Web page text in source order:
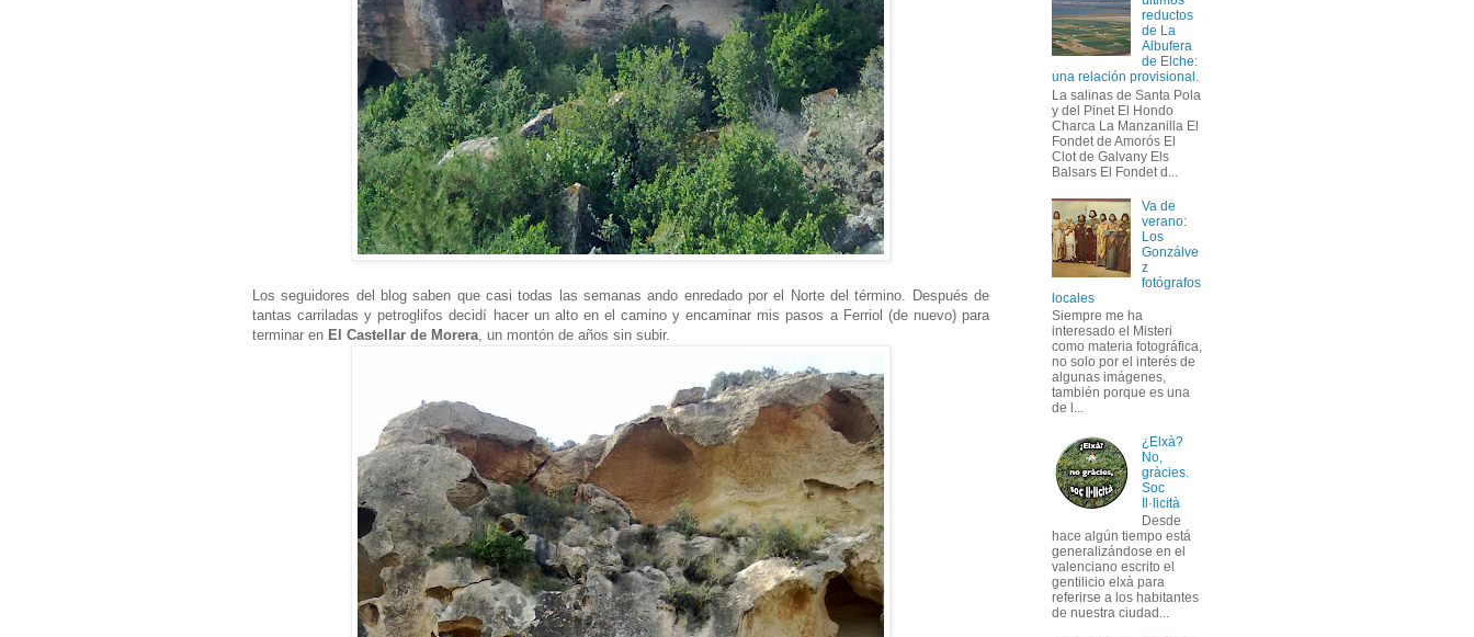
Los seguidores del blog saben que casi todas las semanas ando enredado por el Norte del término. Después de
tantas carriladas y petroglifos decidí hacer un alto en el camino y encaminar mis pasos a Ferriol (de nuevo) para
terminar en El Castellar de Morera , un montón de años sin subir.
reductos
de La
Albufera
de Elche:
una relación provisional.
La salinas de Santa Pola
y del Pinet El Hondo
Charca La Manzanilla El
Fondet de Amorós El
Clot de Galvany Els
Balsars El Fondet d...
Va de
verano:
Los
Gonzálve
z
fotógrafos
locales
Siempre me ha
interesado el Misteri
como materia fotográfica,
no solo por el interés de
algunas imágenes,
también porque es una
de l...
¿Elxà?
No,
gràcies.
Soc
Il·licità
Desde
hace algún tiempo está
generalizándose en el
valenciano escrito el
gentilicio elxà para
referirse a los habitantes
de nuestra ciudad...